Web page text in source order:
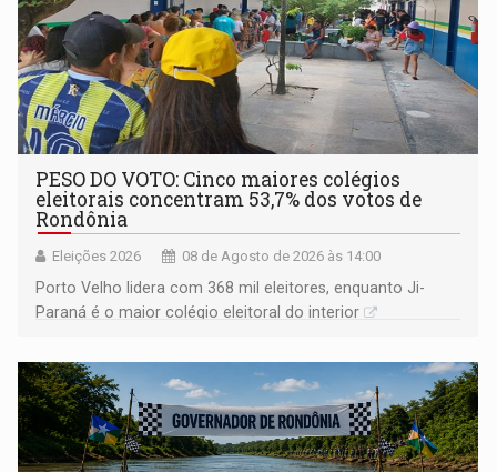
PESO DO VOTO: Cinco maiores colégios
eleitorais concentram 53,7% dos votos de
Rondônia
Eleições 2026 08 de Agosto de 2026 às 14:00
Porto Velho lidera com 368 mil eleitores, enquanto Ji-
Paraná é o maior colégio eleitoral do interior